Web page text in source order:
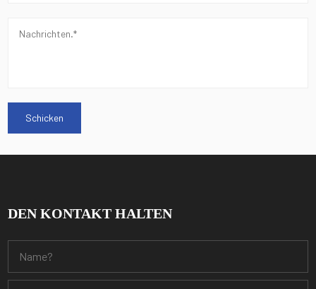
DEN KONTAKT HALTEN